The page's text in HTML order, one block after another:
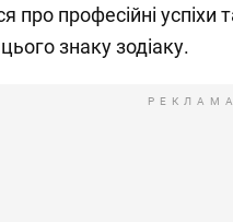
про професійні успіхи
знаку зодіаку.
РЕКЛАМА